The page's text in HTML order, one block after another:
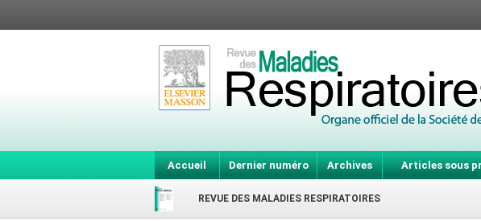
Accueil Dernier numéro Archives Articles sous
REVUE DES MALADIES RESPIRATOIRES